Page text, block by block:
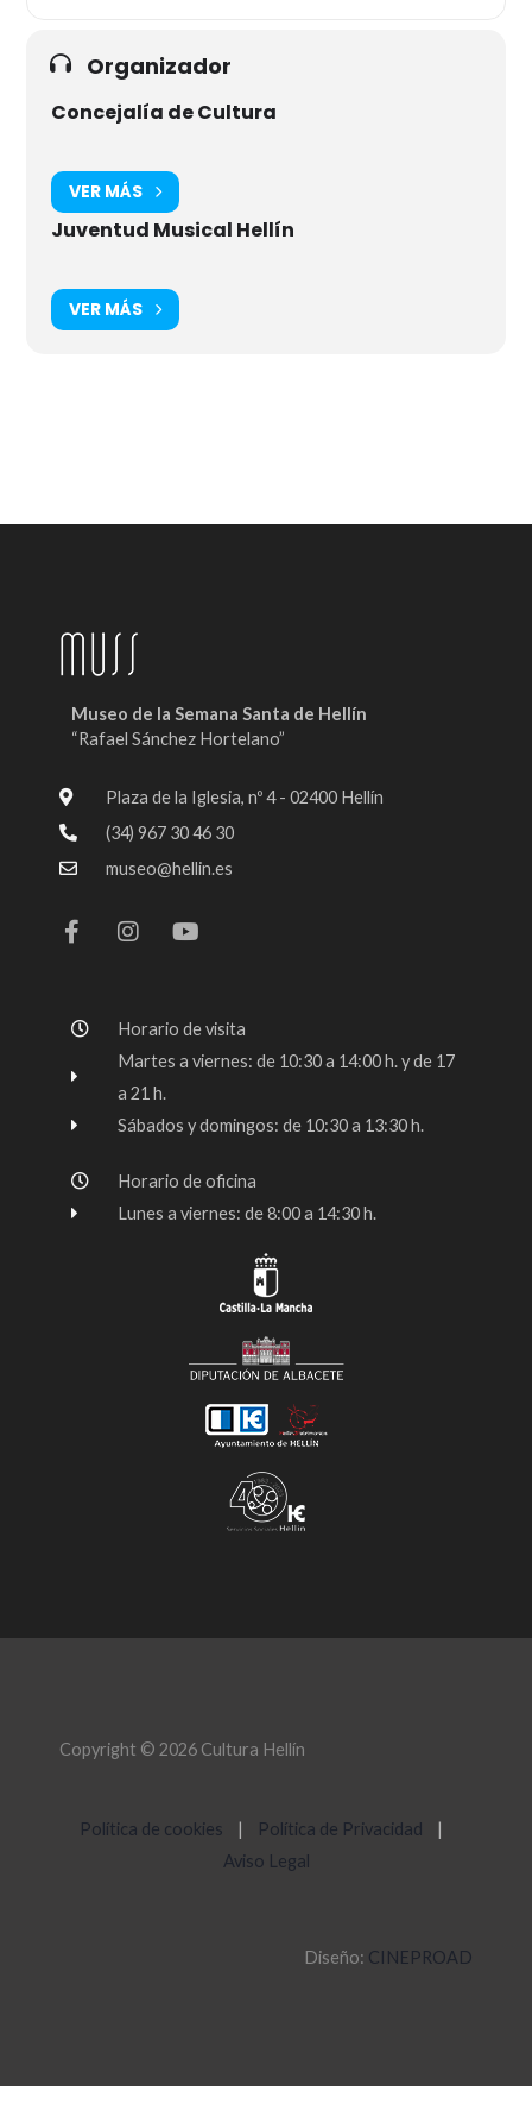
Organizador
Concejalía de Cultura
VER MÁS
Juventud Musical Hellín
VER MÁS
Museo de la Semana Santa de Hellín
“Rafael Sánchez Hortelano”
Plaza de la Iglesia, nº 4 - 02400 Hellín
(34) 967 30 46 30
museo@hellin.es
a
c
o
o
-
n
s
r
a
m
o
u
e
Horario de visita
Martes a viernes: de 10:30 a 14:00 h. y de 17
a 21 h.
Sábados y domingos: de 10:30 a 13:30 h.
Horario de oficina
Lunes a viernes: de 8:00 a 14:30 h.
Copyright © 2026 Cultura Hellín
Política de cookies | Política de Privacidad
|
Aviso Legal
Diseño: CINEPROAD